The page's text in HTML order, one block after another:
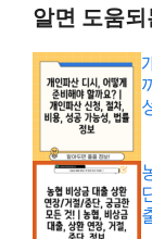
알면 도움